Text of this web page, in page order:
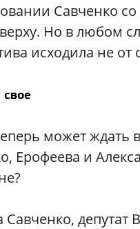
Савченко
Но в любом
исходила не от
может ждать
Ерофеева и
Савченко, депутат